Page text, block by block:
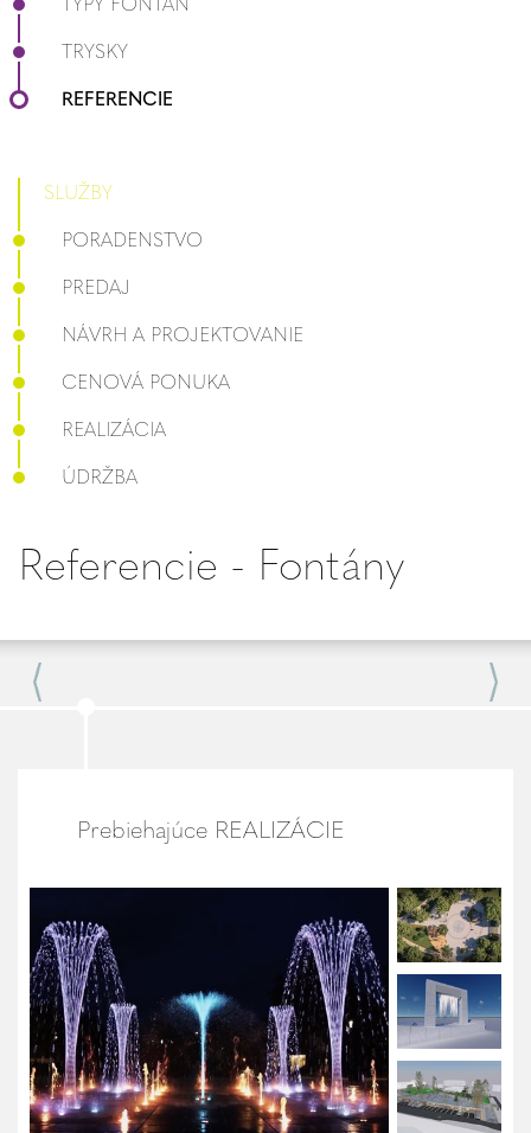
TRYSKY
REFERENCIE
SLUŽBY
PORADENSTVO
PREDAJ
NÁVRH A PROJEKTOVANIE
CENOVÁ PONUKA
REALIZÁCIA
ÚDRŽBA
Referencie - Fontány
Prebiehajúce REALIZÁCIE